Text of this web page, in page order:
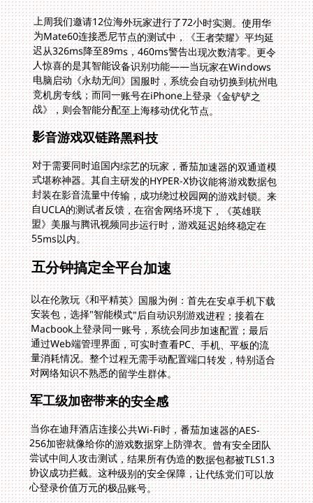
上周我们邀请12位海外玩家进行了72小时实测。使用华
为Mate60连接悉尼节点的测试中，《王者荣耀》平均延
迟从326ms降至89ms，460ms警告出现次数清零。更令
人惊喜的是其智能设备识别功能——当玩家在Windows
电脑启动《永劫无间》国服时，系统会自动切换到杭州电
竞机房专线；而同一账号在iPhone上登录《金铲铲之
战》，则会智能分配至上海移动优化节点。
影音游戏双链路黑科技
对于需要同时追国内综艺的玩家，番茄加速器的双通道模
式堪称神器。其自主研发的HYPER-X协议能将游戏数据包
封装在影音流量中传输，成功绕过校园网的游戏封锁。来
自UCLA的测试者反馈，在宿舍网络环境下，《英雄联
盟》美服与腾讯视频同步运行时，游戏延迟始终稳定在
55ms以内。
五分钟搞定全平台加速
以在伦敦玩《和平精英》国服为例：首先在安卓手机下载
安装包，选择"智能模式"后自动识别游戏进程；接着在
Macbook上登录同一账号，系统会同步加速配置；最后
通过Web端管理界面，可实时查看PC、手机、平板的流
量消耗情况。整个过程无需手动配置端口转发，特别适合
对网络知识不熟悉的留学生群体。
军工级加密带来的安全感
当你在迪拜酒店连接公共Wi-Fi时，番茄加速器的AES-
256加密就像给你的游戏数据穿上防弹衣。曾有安全团队
尝试中间人攻击测试，结果所有伪造的数据包都被TLS1.3
协议成功拦截。这种级别的安全保障，让代练党们可以放
心登录价值万元的极品账号。